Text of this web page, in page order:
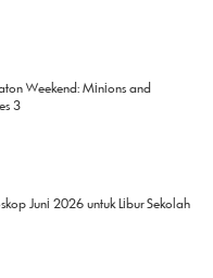
Weekend: Minions and
3
Juni 2026 untuk Libur Sekolah